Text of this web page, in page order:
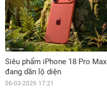
Siêu phẩm iPhone 18 Pro Max
đang dần lộ diện
06-03-2026 17:21